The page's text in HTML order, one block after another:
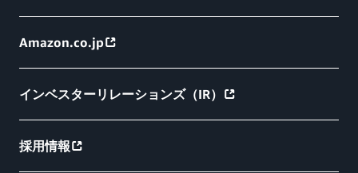
Amazon.co.jp
インベスターリレーションズ（IR）
採用情報